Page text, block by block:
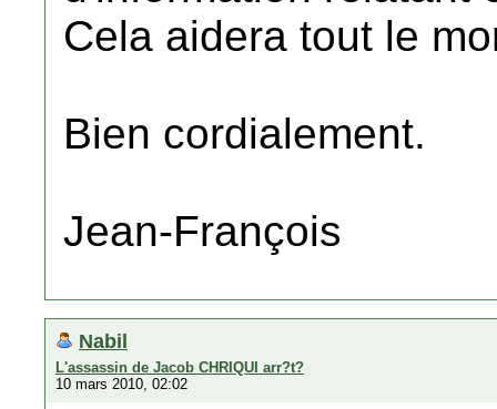
Cela aidera tout le
Bien cordialement.
Jean-François
Nabil
L'assassin de Jacob CHRIQUI arr?t?
10 mars 2010, 02:02